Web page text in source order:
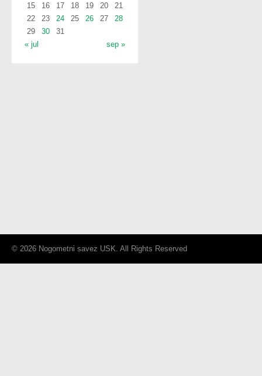
« jul sep »
15
16 17 18 19 20
21
22
23 24 25 26 27
28
29
30 31
© 2026 Nogometni savez USK. All Rights Reserved